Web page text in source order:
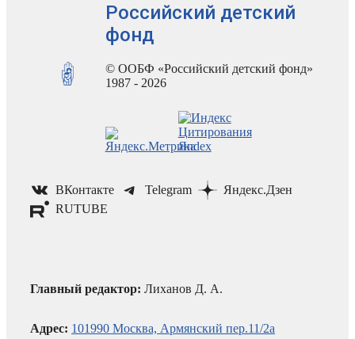
Российский детский
фонд
© ООБФ «Российский детский фонд»
1987 - 2026
ВКонтакте Telegram
Яндекс.Дзен
RUTUBE
Главный редактор: Лиханов Д. А.
Адрес: 101990 Москва, Армянский пер.11/2а